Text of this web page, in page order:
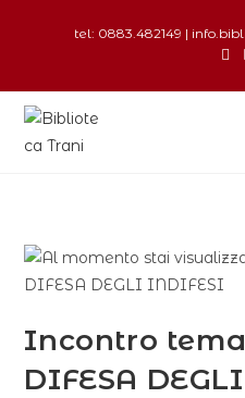
tel: 0883.482149 |
Incontro
DIFESA